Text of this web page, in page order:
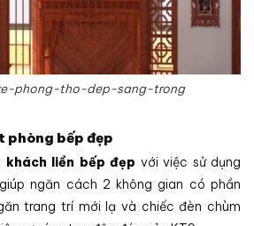
phong-tho-dep-sang-trong
phòng bếp đẹp
liền bếp đẹp với việc sử dụng
ngăn cách 2 không gian có phần
trang trí mới lạ và chiếc đèn chùm